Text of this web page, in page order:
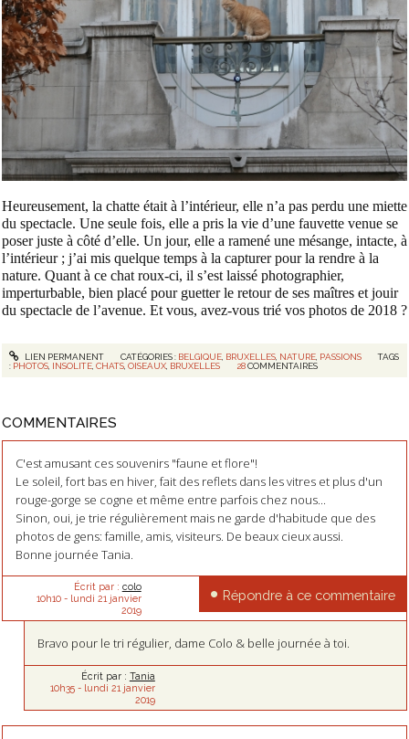
Heureusement, la chatte était à l’intérieur, elle n’a pas perdu une miette
du spectacle. Une seule fois, elle a pris la vie d’une fauvette venue se
poser juste à côté d’elle. Un jour, elle a ramené une mésange, intacte, à
l’intérieur ; j’ai mis quelque temps à la capturer pour la rendre à la
nature. Quant à ce chat roux-ci, il s’est laissé photographier,
imperturbable, bien placé pour guetter le retour de ses maîtres et jouir
du spectacle de l’avenue. Et vous, avez-vous trié vos photos de 2018 ?
LIEN PERMANENT CATÉGORIES : BELGIQUE, BRUXELLES, NATURE, PASSIONS
TAGS
: PHOTOS INSOLITE ,CHATS ,OISEAUX BRUXELLES 28 COMMENTAIRES
COMMENTAIRES
C'est amusant ces souvenirs "faune et flore"!
Le soleil, fort bas en hiver, fait des reflets dans les vitres et plus d'un
rouge-gorge se cogne et même entre parfois chez nous...
Sinon, oui, je trie régulièrement mais ne garde d'habitude que des
photos de gens: famille, amis, visiteurs. De beaux cieux aussi.
Bonne journée Tania.
Écrit par : colo
10h10- lundi 21 janvier
2019
Répondre à ce commentaire
Bravo pour le tri régulier, dame Colo & belle journée à toi.
Écrit par : Tania
10h35- lundi 21 janvier
2019